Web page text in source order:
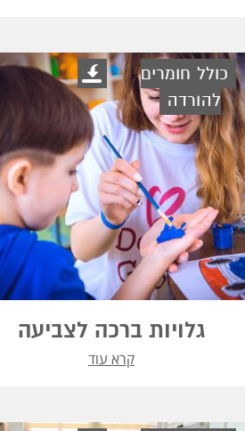
כולל חומרים
להורדה
גלויות ברכה לצביעה
קרא עוד